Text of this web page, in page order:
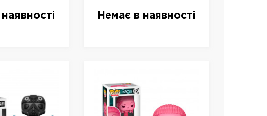
10см
20694, 10см
Немає в наявності